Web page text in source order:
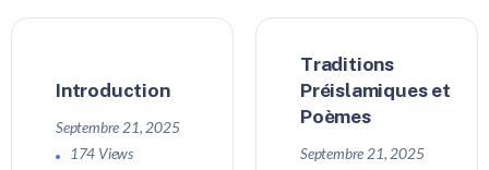
Introduction
Septembre 21, 2025
174 Views
Traditions
Préislamiques et
Poèmes
Septembre 21, 2025